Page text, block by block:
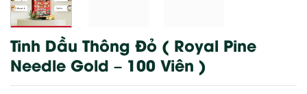
Tinh Dầu Thông Đỏ ( Royal Pine
Needle Gold – 100 Viên )